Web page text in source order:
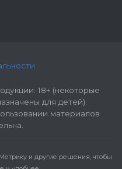
18+ (некоторые
для детей).
материалов
и другие решения, чтобы